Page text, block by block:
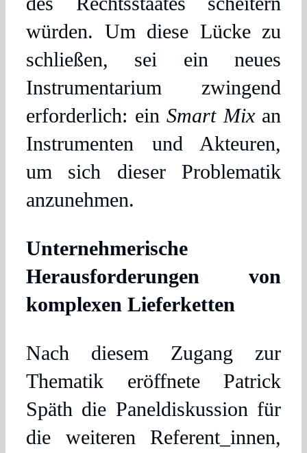
würden. Um diese Lücke zu
schließen, sei ein neues
Instrumentarium zwingend
erforderlich: ein Smart Mixan
Instrumenten und Akteuren,
um sich dieser Problematik
anzunehmen.
Unternehmerische
Herausforderungen von
komplexen Lieferketten
Nach diesem Zugang zur
Thematik eröffnete Patrick
Späth die Paneldiskussion für
die weiteren Referent_innen,